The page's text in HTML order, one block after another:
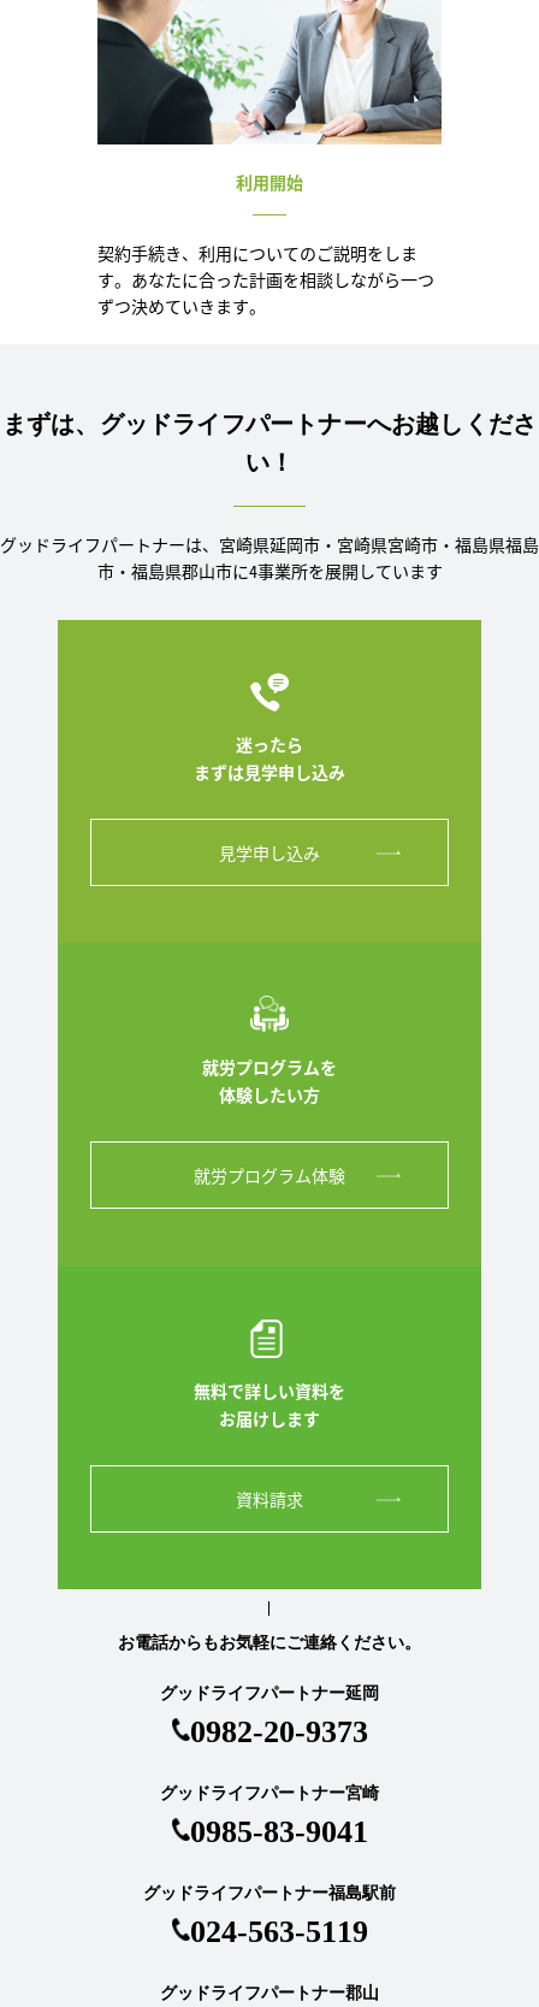
利用開始
契約手続き、利用についてのご説明をしま
す。あなたに合った計画を相談しながら一つ
ずつ決めていきます。
まずは、グッドライフパートナーへお越しくださ
い！
グッドライフパートナーは、宮崎県延岡市・宮崎県宮崎市・福島県福島
市・福島県郡山市に4事業所を展開しています
迷ったら
まずは見学申し込み
見学申し込み
就労プログラムを
体験したい方
就労プログラム体験
無料で詳しい資料を
お届けします
資料請求
お電話からもお気軽にご連絡ください。
グッドライフパートナー延岡
0982-20-9373
グッドライフパートナー宮崎
0985-83-9041
グッドライフパートナー福島駅前
024-563-5119
グッドライフパートナー郡山